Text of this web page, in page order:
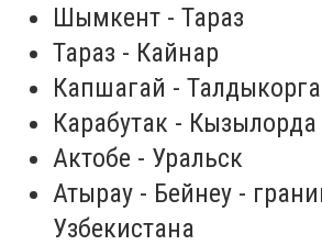
Шымкент - Тараз
Тараз - Кайнар
Капшагай -
Карабутак - Кызылорда
Актобе - Уральск
Атырау - Бейнеу -
Узбекистана